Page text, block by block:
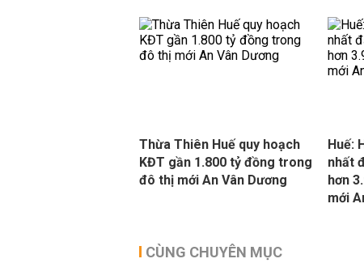
Thừa Thiên Huế quy hoạch
KĐT gần 1.800 tỷ đồng trong
đô thị mới An Vân Dương
Huế:
nhất
hơn
mới
CÙNG CHUYÊN MỤC